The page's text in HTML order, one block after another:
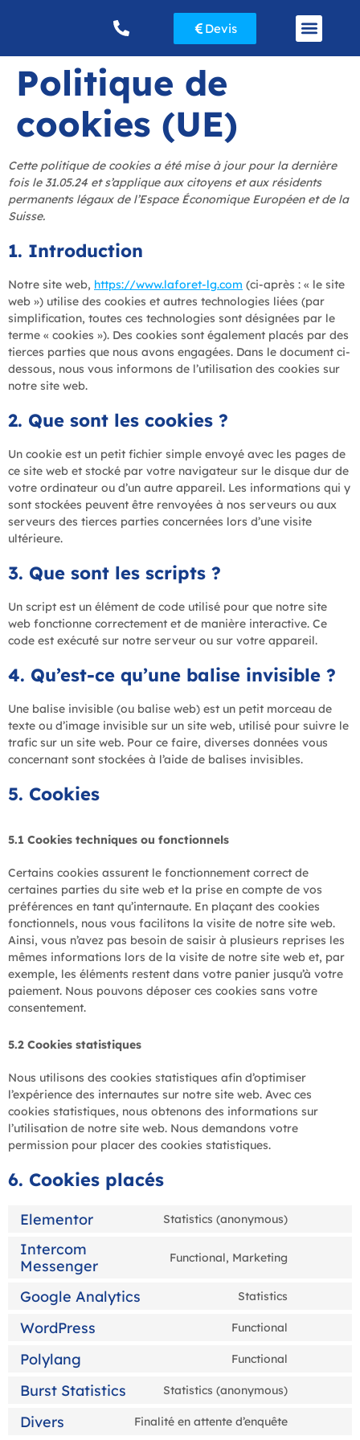
Devis
Politique de
cookies (UE)
Cette politique de cookies a été mise à jour pour la dernière
fois le 31.05.24 et s’applique aux citoyens et aux résidents
permanents légaux de l’Espace Économique Européen et de la
Suisse.
1. Introduction
Notre site web, https://www.laforet-lg.com (ci-après : « le site
web ») utilise des cookies et autres technologies liées (par
simplification, toutes ces technologies sont désignées par le
terme « cookies »). Des cookies sont également placés par des
tierces parties que nous avons engagées. Dans le document ci-
dessous, nous vous informons de l’utilisation des cookies sur
notre site web.
2. Que sont les cookies ?
Un cookie est un petit fichier simple envoyé avec les pages de
ce site web et stocké par votre navigateur sur le disque dur de
votre ordinateur ou d’un autre appareil. Les informations qui y
sont stockées peuvent être renvoyées à nos serveurs ou aux
serveurs des tierces parties concernées lors d’une visite
ultérieure.
3. Que sont les scripts ?
Un script est un élément de code utilisé pour que notre site
web fonctionne correctement et de manière interactive. Ce
code est exécuté sur notre serveur ou sur votre appareil.
4. Qu’est-ce qu’une balise invisible ?
Une balise invisible (ou balise web) est un petit morceau de
texte ou d’image invisible sur un site web, utilisé pour suivre le
trafic sur un site web. Pour ce faire, diverses données vous
concernant sont stockées à l’aide de balises invisibles.
5. Cookies
5.1 Cookies techniques ou fonctionnels
Certains cookies assurent le fonctionnement correct de
certaines parties du site web et la prise en compte de vos
préférences en tant qu’internaute. En plaçant des cookies
fonctionnels, nous vous facilitons la visite de notre site web.
Ainsi, vous n’avez pas besoin de saisir à plusieurs reprises les
mêmes informations lors de la visite de notre site web et, par
exemple, les éléments restent dans votre panier jusqu’à votre
paiement. Nous pouvons déposer ces cookies sans votre
consentement.
5.2 Cookies statistiques
Nous utilisons des cookies statistiques afin d’optimiser
l’expérience des internautes sur notre site web. Avec ces
cookies statistiques, nous obtenons des informations sur
l’utilisation de notre site web. Nous demandons votre
permission pour placer des cookies statistiques.
6. Cookies placés
Elementor Statistics (anonymous)
Intercom
Messenger
Functional, Marketing
Google Analytics Statistics
WordPress Functional
Polylang Functional
Burst Statistics Statistics (anonymous)
Divers Finalité en attente d’enquête